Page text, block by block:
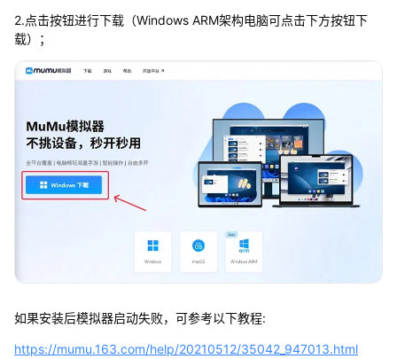
2.点击按钮进行下载（Windows ARM架构电脑可点击下方按钮下
载）；
如果安装后模拟器启动失败，可参考以下教程:
https://mumu.163.com/help/20210512/35042_947013.html